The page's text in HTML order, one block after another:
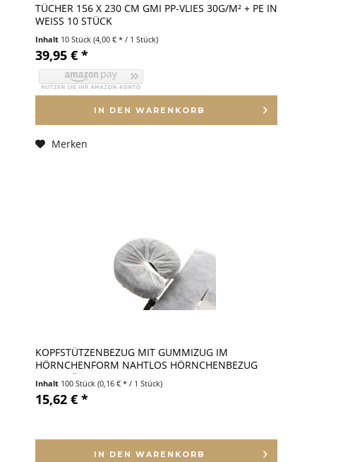
TÜCHER 156 X 230 CM GMI PP-VLIES 30G/M² + PE IN
WEISS 10 STÜCK
Inhalt 10 Stück (4,00 € * / 1 Stück)
39,95 € *
IN DEN WARENKORB
Merken
KOPFSTÜTZENBEZUG MIT GUMMIZUG IM
HÖRNCHENFORM NAHTLOS HÖRNCHENBEZUG
KOPFSTÜZENBEZUG
Inhalt 100 Stück (0,16 € * / 1 Stück)
15,62 € *
IN DEN WARENKORB